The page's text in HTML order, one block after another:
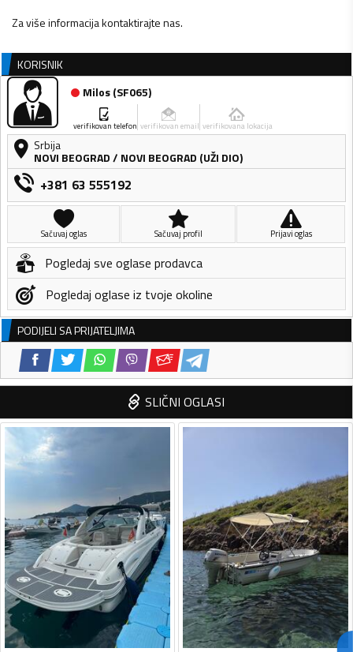
Za više informacija kontaktirajte nas.
KORISNIK
Milos(SF065)
verifikovan telefon verifikovan email verifikovana lokacija
Srbija
NOVI BEOGRAD/ NOVI BEOGRAD (UŽI DIO)
+381 63 555192
Sačuvaj oglas Sačuvaj profil Prijavi oglas
Pogledaj sve oglase prodavca
Pogledaj oglase iz tvoje okoline
PODIJELI SA PRIJATELJIMA
SLIČNI OGLASI